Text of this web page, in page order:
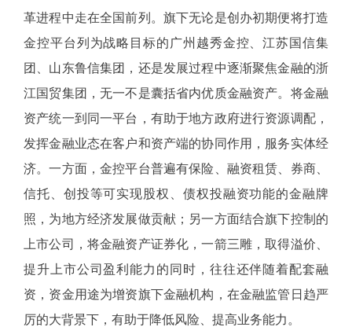
革进程中走在全国前列。旗下无论是创办初期便将打造
金控平台列为战略目标的广州越秀金控、江苏国信集
团、山东鲁信集团，还是发展过程中逐渐聚焦金融的浙
江国贸集团，无一不是囊括省内优质金融资产。将金融
资产统一到同一平台，有助于地方政府进行资源调配，
发挥金融业态在客户和资产端的协同作用，服务实体经
济。一方面，金控平台普遍有保险、融资租赁、券商、
信托、创投等可实现股权、债权投融资功能的金融牌
照，为地方经济发展做贡献；另一方面结合旗下控制的
上市公司，将金融资产证券化，一箭三雕，取得溢价、
提升上市公司盈利能力的同时，往往还伴随着配套融
资，资金用途为增资旗下金融机构，在金融监管日趋严
厉的大背景下，有助于降低风险、提高业务能力。